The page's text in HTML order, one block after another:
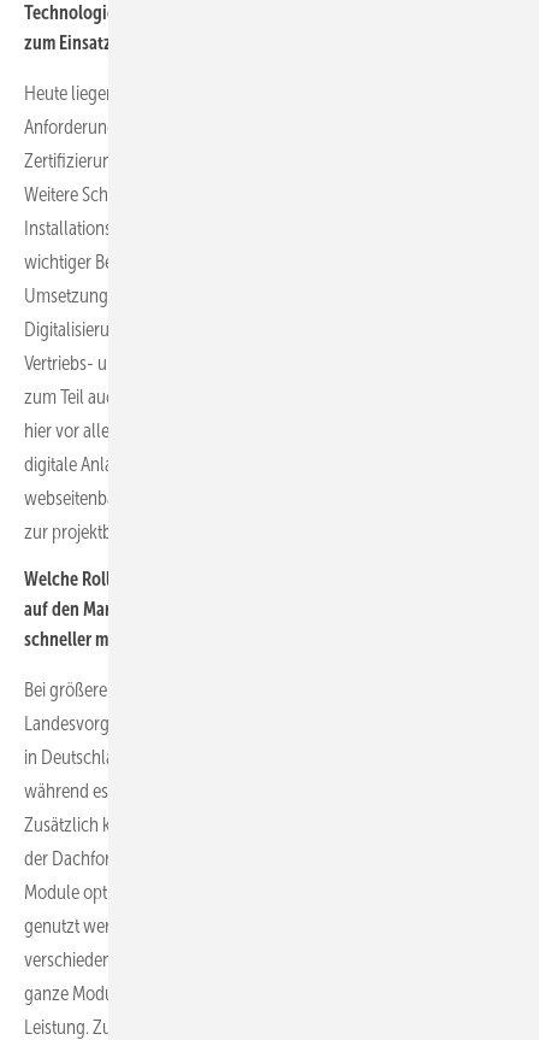
Technologien kommen bei Planung und Umsetzung der Anlagen
zum Einsatz, um schneller zu werden?
Heute liegen die Hürden vor allem in den bürokratischen
Anforderungen, also Anmelde-, Genehmigungs- und
Zertifizierungsprozesse, welche die Geschwindigkeit reduzieren.
Weitere Schwierigkeiten entstehen durch fehlende
Installationskapazitäten wegen des Mangels an Fachpersonal. Ein
wichtiger Bestandteil der Beschleunigung bei der Planung und
Umsetzung von Anlagen ist mit Sicherheit die voranschreitende
Digitalisierung im Handwerk und in den Behörden. Dadurch können
Vertriebs- und Planungsprozesse immer weiter standardisiert und
zum Teil auch automatisiert werden. Verwendete Technologien sind
hier vor allem digitale Planungs- und Projektmanagementtools,
digitale Anlagenanmeldung in den Behörden sowie
webseitenbasierte Planungstools mit Anbindung an Onlineshops
zur projektbezogenen Bestellabwicklung.
Welche Rolle spielen dabei die größeren Module, die die Hersteller
auf den Markt gebracht haben – sind diese eine Lösung, um
schneller mehr Leistung auf die Fläche zu bekommen?
Bei größeren Modulen ist zunächst genau nach den
Landesvorgaben zu schauen. Wie Sie sicherlich wissen, ist die Größe
in Deutschland bei Dachmodulen auf zwei Quadratmeter begrenzt,
während es zum Beispiel in Polen keine Restriktionen gibt.
Zusätzlich kann es bei der Entscheidung der Größe des Moduls von
der Dachform abhängen. Die Leistung kann höher sein, wenn die
Module optimal auf das Dach passen und die Fläche so maximal
genutzt werden kann. Sollten Dächer mit Störobjekten oder
verschiedenen Neigungen nicht optimal belegbar sein, können
ganze Module wegfallen. Das beeinträchtigt natürlich auch die
Leistung. Zudem sind größere Module schwieriger zu handhaben.